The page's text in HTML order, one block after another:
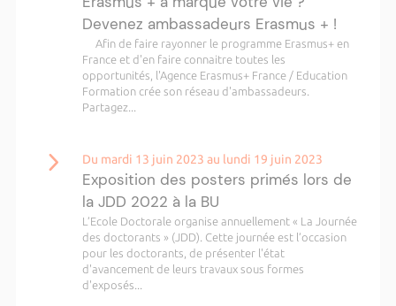
Devenez ambassadeurs Erasmus + !
Afin de faire rayonner le programme Erasmus+ en
France et d'en faire connaitre toutes les
opportunités, l'Agence Erasmus+ France / Education
Formation crée son réseau d'ambassadeurs.
Partagez...
Du mardi 13 juin 2023 au lundi 19 juin 2023
Exposition des posters primés lors de
la JDD 2022 à la BU
L’Ecole Doctorale organise annuellement « La Journée
des doctorants » (JDD). Cette journée est l’occasion
pour les doctorants, de présenter l'état
d'avancement de leurs travaux sous formes
d'exposés...